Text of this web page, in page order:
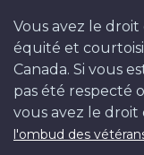
Vous avez le
équité et
Canada. Si vous
pas été respecté
vous avez le droit
l'ombud des